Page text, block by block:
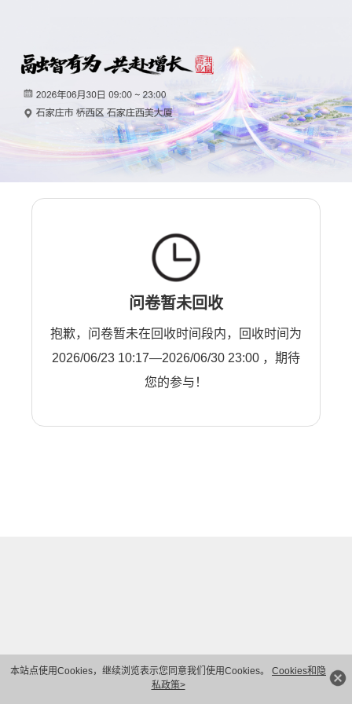
本站点使用Cookies，继续浏览表示您同意我们使用Cookies。 Cookies和隐
私政策>
问卷暂未回收
抱歉，问卷暂未在回收时间段内，回收时间为
2026/06/23 10:17—2026/06/30 23:00 ，期待
您的参与！